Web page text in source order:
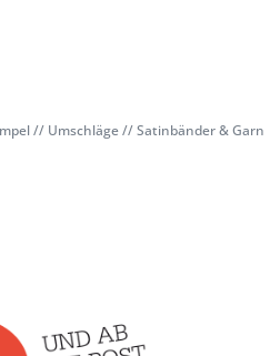
// Umschläge // Satinbänder & Garn